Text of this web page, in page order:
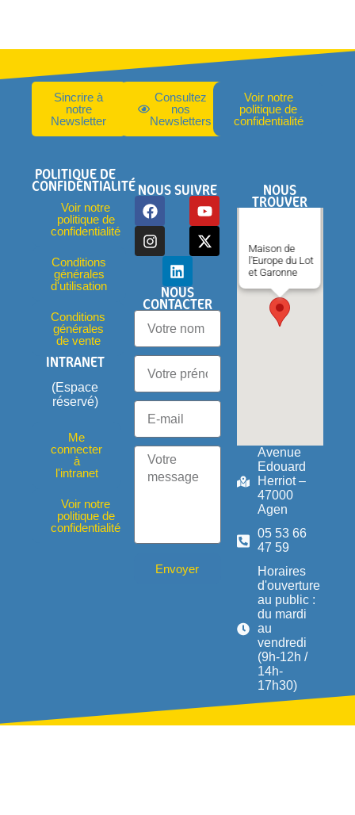
Sincrire à
notre
Newsletter
Consultez
nos
Newsletters
Voir notre
politique de
confidentialité
POLITIQUE DE
CONFIDENTIALITÉ
Voir notre
politique de
confidentialité
Conditions
générales
d'utilisation
Conditions
générales
de vente
INTRANET
(Espace
réservé)
Me
connecter
à
l'intranet
Voir notre
politique de
confidentialité
NOUS SUIVRE
NOUS
CONTACTER
Envoyer
NOUS
TROUVER
Maison de
l'Europe du Lot
et Garonne
Avenue
Edouard
Herriot –
47000
Agen
05 53 66
47 59
Horaires
d'ouverture
au public :
du mardi
au
vendredi
(9h-12h /
14h-
17h30)